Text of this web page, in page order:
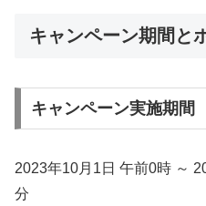
キャンペーン期間と
キャンペーン実施期間
2023年10月1日 午前0時 ～
分